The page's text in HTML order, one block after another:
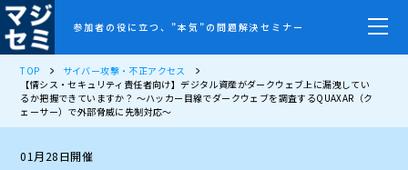
参加者の役に立つ、”本気”の問題解決セミナー
TOP
サイバー攻撃・不正アクセス
【情シス・セキュリティ責任者向け】デジタル資産がダークウェブ上に漏洩してい
るか把握できていますか？ ～ハッカー目線でダークウェブを調査するQUAXAR（ク
ェーサー）で外部脅威に先制対応～
01月28日開催